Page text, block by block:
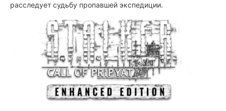
расследует судьбу пропавшей экспедиции.